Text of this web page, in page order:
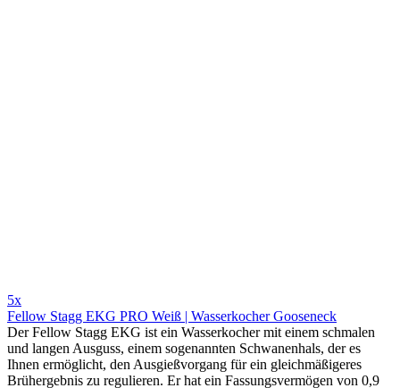
5x
Fellow Stagg EKG PRO Weiß | Wasserkocher Gooseneck
Der Fellow Stagg EKG ist ein Wasserkocher mit einem schmalen
und langen Ausguss, einem sogenannten Schwanenhals, der es
Ihnen ermöglicht, den Ausgießvorgang für ein gleichmäßigeres
Brühergebnis zu regulieren. Er hat ein Fassungsvermögen von 0,9